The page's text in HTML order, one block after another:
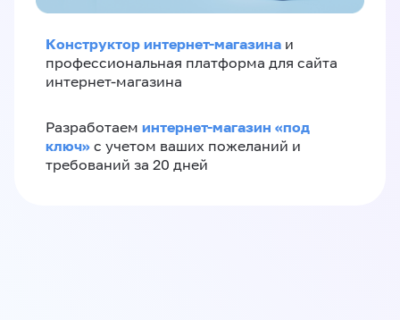
Конструктор интернет-магазина и
профессиональная платформа для сайта
интернет-магазина
Разработаем интернет-магазин «‎под
ключ»‎ с учетом ваших пожеланий и
требований за 20 дней